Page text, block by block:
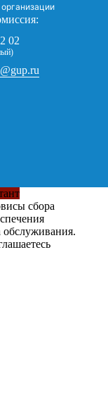
организации
02
сбора
обслуживания.